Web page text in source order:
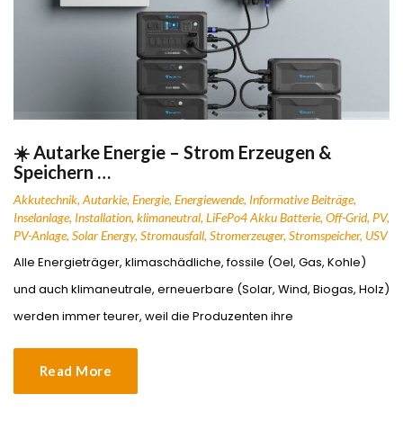
☀️ Autarke Energie – Strom Erzeugen &
Speichern …
Akkutechnik, Autarkie, Energie, Energiewende, Informative Beiträge,
Inselanlage, Installation, klimaneutral, LiFePo4 Akku Batterie, Off-Grid, PV,
PV-Anlage, Solar Energy, Stromausfall, Stromerzeuger, Stromspeicher, USV
Alle Energieträger, klimaschädliche, fossile (Oel, Gas, Kohle)
und auch klimaneutrale, erneuerbare (Solar, Wind, Biogas, Holz)
werden immer teurer, weil die Produzenten ihre
Read More